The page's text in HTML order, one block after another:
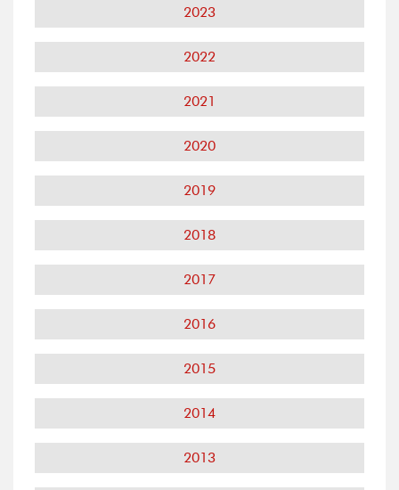
2023
2022
2021
2020
2019
2018
2017
2016
2015
2014
2013